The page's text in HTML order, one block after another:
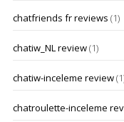
chatfriends fr reviews (1)
chatiw_NL review(1)
chatiw-inceleme review
chatroulette-inceleme